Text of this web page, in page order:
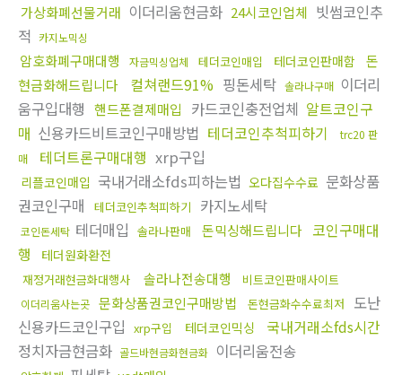
가상화폐선물거래 이더리움현금화 24시코인업체 빗썸코인추
적 카지노믹싱
암호화폐구매대행 자금믹싱업체 테더코인매입 테더코인판매함
돈
현금화해드립니다
컬쳐랜드91% 핑돈세탁 솔라나구매 이더리
움구입대행 핸드폰결제매입 카드코인충전업체 알트코인구
매 신용카드비트코인구매방법 테더코인추척피하기
trc20 판
매
테더트론구매대행 xrp구입
리플코인매입 국내거래소fds피하는법 오다집수수료 문화상품
권코인구매
테더코인추척피하기 카지노세탁
코인돈세탁 테더매입 솔라나판매 돈믹싱해드립니다 코인구매대
행
테더원화환전
재정거래현금화대행사 솔라나전송대행 비트코인판매사이트
이더리움사는곳 문화상품권코인구매방법 돈현금화수수료최저
도난
신용카드코인구입 xrp구입 테더코인믹싱
국내거래소fds시간
정치자금현금화 골드바현금화현금화 이더리움전송